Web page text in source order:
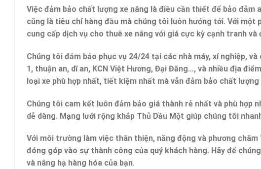
Việc đảm bảo chất lượng xe nâng là điều cần thiết để bảo
cũng là tiêu chí hàng đầu mà chúng tôi luôn hướng tới. Với
cung cấp dịch vụ cho thuê xe nâng với giá cực kỳ cạnh tranh và
Chúng tôi đảm bảo phục vụ 24/24 tại các nhà máy, xí nghiệp,
1, thuận an, dĩ an, KCN Việt Hương, Đại Đăng…, và nhiều địa
loại xe phù hợp nhất, tiết kiệm nhất mà vẫn đảm bảo chất
Chúng tôi cam kết luôn đảm bảo giá thành rẻ nhất và phù hợp
dễ dàng. Mạng lưới rộng khắp Thủ Dầu Một giúp chúng tôi
Với môi trường làm việc thân thiện, năng động và phương
đóng góp vào sự thành công của quý khách hàng. Hãy để
và nâng hạ hàng hóa của bạn.